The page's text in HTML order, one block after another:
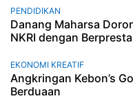
PENDIDIKAN
Danang Maharsa
NKRI dengan
EKONOMI KREATIF
Angkringan Kebon’s
Berduaan